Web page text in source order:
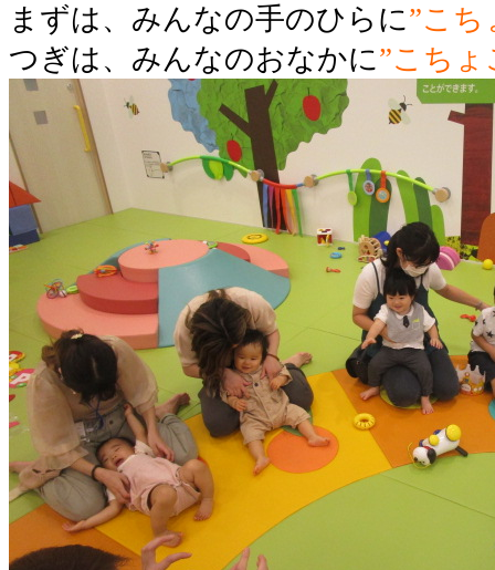
まずは、みんなの手のひらに”こち
つぎは、みんなのおなかに”こちょ